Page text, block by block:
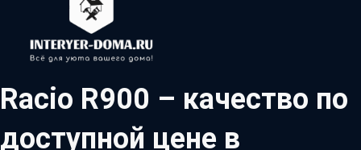
Racio R900 – качество по
доступной цене в